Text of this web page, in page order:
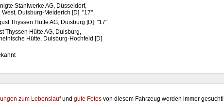
Stahlwerke AG, Düsseldorf,
West, Duisburg-Meiderich [D] "17"
Thyssen Hütte AG, Duisburg [D] "17"
Thyssen Hütte AG, Duisburg,
Hütte, Duisburg-Hochfeld [D]
zum Lebenslaufund gute Fotos von diesem Fahrzeug werden immer gesucht!